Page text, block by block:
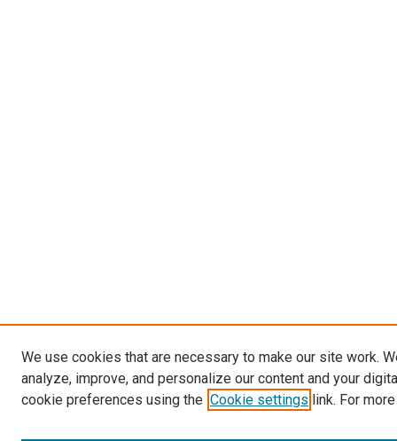
We use cookies that are necessary to make our site work.
analyze, improve, and personalize our content and your
cookie preferences using the Cookie settings link. For